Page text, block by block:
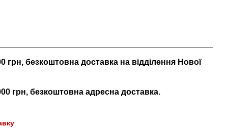
грн, безкоштовна доставка на відділення Нової
грн, безкоштовна адресна доставка.